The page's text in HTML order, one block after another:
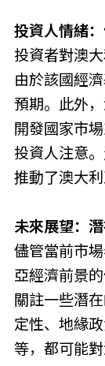
投資人情緒
投資者對澳
由於該國經
預期。此外
開發國家市
投資人注意
推動了澳大
未來展望：
儘管當前市
亞經濟前景
關註一些潛
定性、地緣
等，都可能